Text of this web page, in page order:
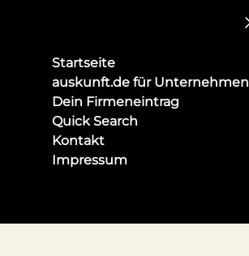
Startseite
auskunft.de für Unternehmen
Dein Firmeneintrag
Quick Search
Kontakt
Impressum